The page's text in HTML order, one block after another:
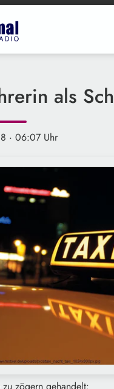
als
· 06:07 Uhr
zögern gehandelt: